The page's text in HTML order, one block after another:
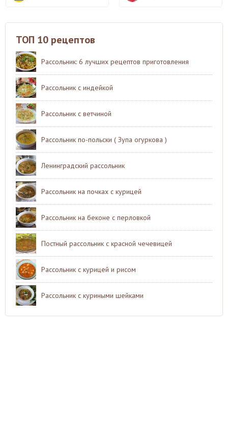
ТОП 10 рецептов
Рассольник: 6 лучших рецептов приготовления
Рассольник с индейкой
Рассольник с ветчиной
Рассольник по-польски ( Зупа огуркова )
Ленинградский рассольник
Рассольник на почках с курицей
Рассольник на беконе с перловкой
Постный рассольник с красной чечевицей
Рассольник с курицей и рисом
Рассольник с куриными шейками